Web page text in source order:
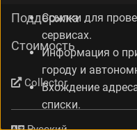
Ссылки для
сервисах.
Информация о
городу и
Вхождение
списки.
Поддержка
Стоимость
Collector